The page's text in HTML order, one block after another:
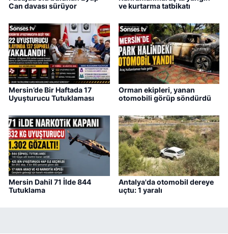
Can davası sürüyor
ve kurtarma tatbikatı
Mersin’de Bir Haftada 17
Uyuşturucu Tutuklaması
Orman ekipleri, yanan
otomobili görüp söndürdü
Mersin Dahil 71 İlde 844
Tutuklama
Antalya'da otomobil dereye
uçtu: 1 yaralı